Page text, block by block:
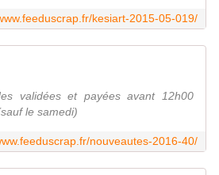
kesiart-2015-05-019/
validées et payées avant 12h00
le samedi)
nouveautes-2016-40/